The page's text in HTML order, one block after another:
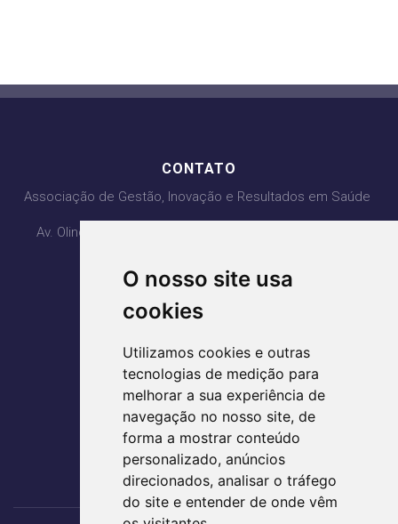
O nosso site usa
cookies
Utilizamos cookies e outras
tecnologias de medição para
melhorar a sua experiência de
navegação no nosso site, de
forma a mostrar conteúdo
personalizado, anúncios
direcionados, analisar o tráfego
do site e entender de onde vêm
CONTATO
Associação de Gestão, Inovação e Resultados em Saúde
Av. Olinda com Av. PL3, Qd. H4 Lt 1, 2, 3 - Ed. Lozandes
Parque Lozandes - Goiânia/GO
agir@agirsaude.org.br
ACESSE AS REDES SOCIAIS